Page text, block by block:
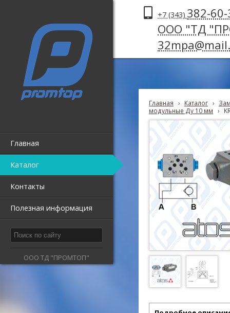
Главная
Каталог
Контакты
Полезная информация
ООО ТД "ПРОМТОП"
+7 (343) 382-
ООО "ТД
Главная › Каталог ›
модульные Ду 10 мм
›